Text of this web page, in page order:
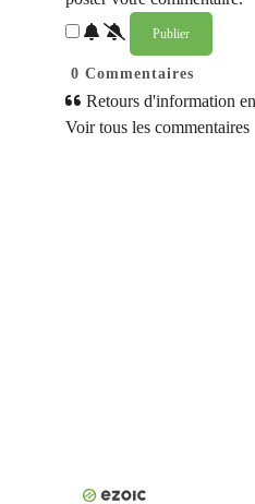
0 Commentaires
Retours d'information
Voir tous les commentaires